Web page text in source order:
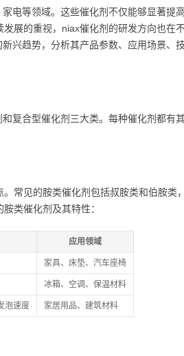
电等领域。这些催化剂不仅能够显著提
展的重视，niax催化剂的研发方向也在
兴趋势，分析其产品参数、应用场景、
复合型催化剂三大类。每种催化剂都有
常见的胺类催化剂包括叔胺类和伯胺类
类催化剂及其特性：
应用领域
家具、床垫、汽车座椅
冰箱、空调、保温材料
泡速度 家居用品、建筑材料